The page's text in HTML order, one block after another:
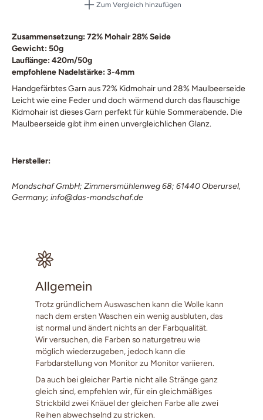
Zum Vergleich hinzufügen
Zusammensetzung: 72% Mohair 28% Seide
Gewicht: 50g
Lauflänge: 420m/50g
empfohlene Nadelstärke: 3-4mm
Handgefärbtes Garn aus 72% Kidmohair und 28% Maulbeerseide
Leicht wie eine Feder und doch wärmend durch das flauschige
Kidmohair ist dieses Garn perfekt für kühle Sommerabende. Die
Maulbeerseide gibt ihm einen unvergleichlichen Glanz.
Hersteller:
Mondschaf GmbH; Zimmersmühlenweg 68; 61440 Oberursel,
Germany; info@das-mondschaf.de
Allgemein
Trotz gründlichem Auswaschen kann die Wolle kann
nach dem ersten Waschen ein wenig ausbluten, das
ist normal und ändert nichts an der Farbqualität.
Wir versuchen, die Farben so naturgetreu wie
möglich wiederzugeben, jedoch kann die
Farbdarstellung von Monitor zu Monitor variieren.
Da auch bei gleicher Partie nicht alle Stränge ganz
gleich sind, empfehlen wir, für ein gleichmäßiges
Strickbild zwei Knäuel der gleichen Farbe alle zwei
Reihen abwechselnd zu stricken.